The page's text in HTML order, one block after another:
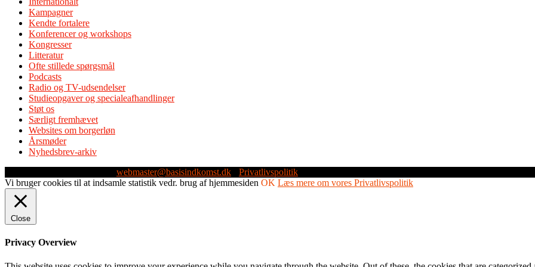
Kampagner
Kendte fortalere
Konferencer og workshops
Kongresser
Litteratur
Ofte stillede spørgsmål
Podcasts
Radio og TV-udsendelser
Studieopgaver og specialeafhandlinger
Støt os
Særligt fremhævet
Websites om borgerløn
Årsmøder
Nyhedsbrev-arkiv
webmaster@basisindkomst.dk
Privatlivspolitik
Vi bruger cookies til at indsamle statistik vedr. brug af hjemmesiden OK Læs mere om vores Privatlivspolitik
Close
Privacy Overview